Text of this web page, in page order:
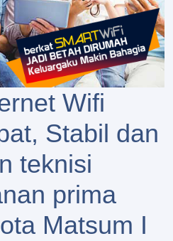
Wifi
Stabil dan
teknisi
prima
Matsum I